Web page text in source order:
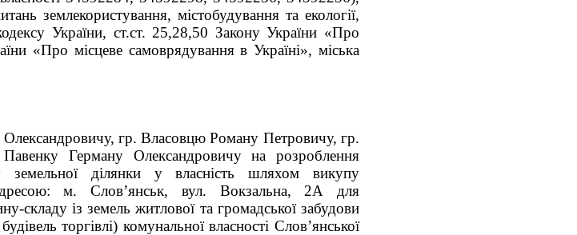
землекористування, містобудування та екології,
України, ст.ст. 25,28,50 Закону України «Про
«Про місцеве самоврядування в Україні», міська
гр. Власовцю Роману Петровичу, гр.
Герману Олександровичу на розроблення
земельної ділянки у власність шляхом викупу
м. Слов’янськ, вул. Вокзальна, 2А для
складу із земель житлової та громадської забудови
торгівлі) комунальної власності Слов’янської